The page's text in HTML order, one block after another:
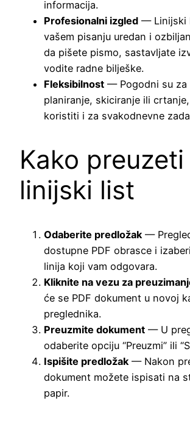
informacija.
Profesionalni izgled — Linijski
vašem pisanju uredan i
da pišete pismo, sastavljate
vodite radne bilješke.
Fleksibilnost — Pogodni su za
planiranje, skiciranje ili
koristiti i za svakodnevne
Kako preuzeti
linijski list
Odaberite predložak—
dostupne PDF obrasce i
linija koji vam odgovara.
Kliknite na vezu za
će se PDF dokument u novoj
preglednika.
Preuzmite dokument — U
odaberite opciju “Preuzmi” ili
Ispišite predložak— Nakon
dokument možete ispisati na
papir.